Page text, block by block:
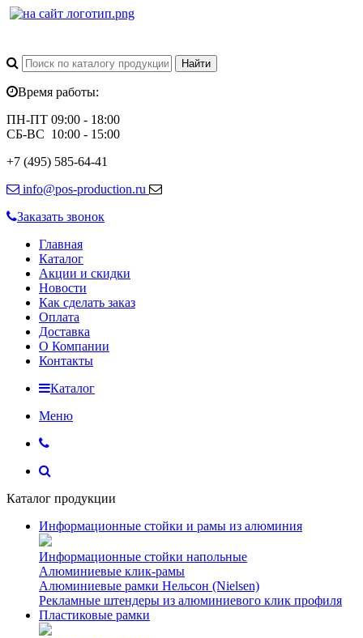
Время работы:
ПН-ПТ 09:00 - 18:00
СБ-ВС 10:00 - 15:00
+7 (495) 585-64-41
info@pos-production.ru
Заказать звонок
Главная
Каталог
Акции и скидки
Новости
Как сделать заказ
Оплата
Доставка
О Компании
Контакты
Каталог
Меню
Каталог продукции
Информационные стойки и рамы из алюминия
Информационные стойки напольные
Алюминиевые клик-рамы
Алюминиевые рамки Нельсон (Nielsen)
Рекламные штендеры из алюминиевого клик профиля
Пластиковые рамки